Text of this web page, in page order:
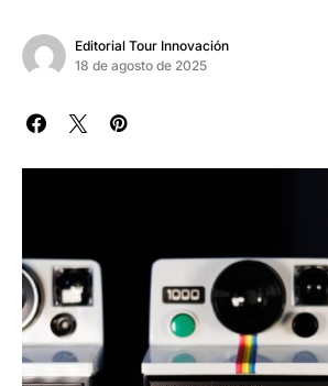
Editorial Tour Innovación
18 de agosto de 2025